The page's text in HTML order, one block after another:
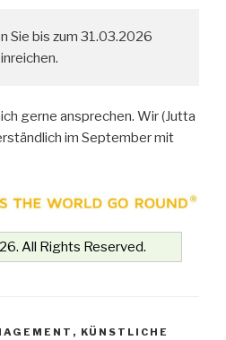
Sie bis zum 31.03.2026
gerne ansprechen. Wir (Jutta
im September mit
All Rights Reserved.
, KÜNSTLICHE